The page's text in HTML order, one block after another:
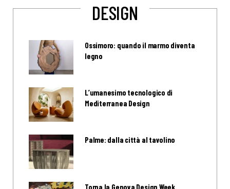
DESIGN
Ossimoro: quando il marmo diventa
legno
L’umanesimo tecnologico di
Mediterranea Design
Palme: dalla città al tavolino
Torna la Genova Design Week